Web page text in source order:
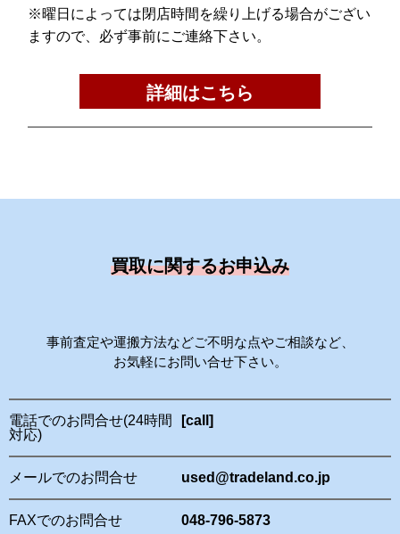
※曜日によっては閉店時間を繰り上げる場合がござい
ますので、必ず事前にご連絡下さい。
詳細はこちら
買取に関するお申込み
事前査定や運搬方法などご不明な点やご相談など、
お気軽にお問い合せ下さい。
電話でのお問合せ(24時間
対応)
[call]
メールでのお問合せ used@tradeland.co.jp
FAXでのお問合せ 048-796-5873